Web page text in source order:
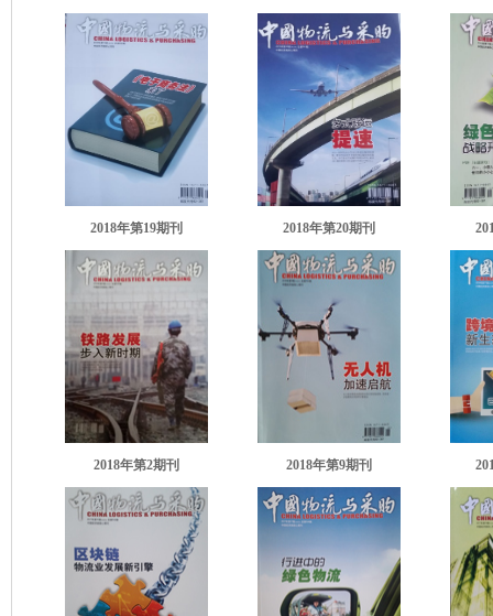
2018年第19期刊 2018年第20期刊
2018年第2期刊 2018年第9期刊